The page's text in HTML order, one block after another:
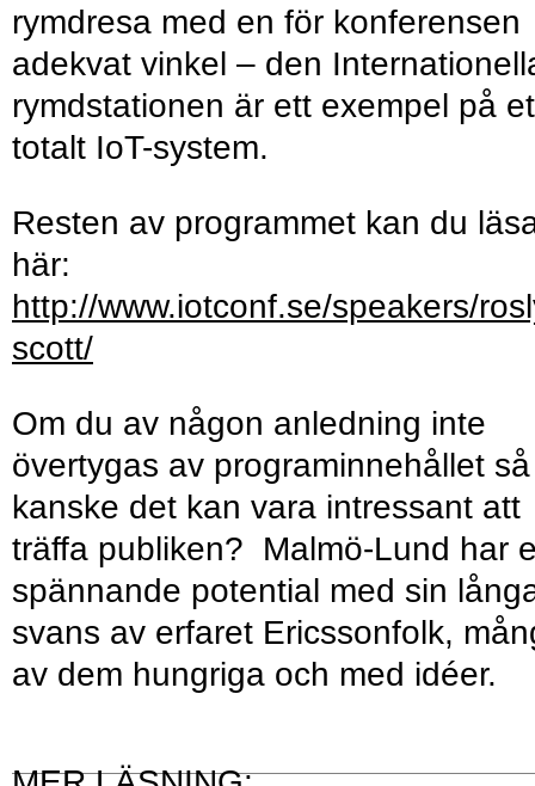
rymdresa med en för konferensen
adekvat vinkel – den
rymdstationen är ett exempel på
totalt IoT-system.
Resten av programmet kan du
här:
http://www.iotconf.se/speakers/
scott/
Om du av någon anledning inte
övertygas av programinnehållet så
kanske det kan vara intressant att
träffa publiken? Malmö-Lund har
spännande potential med sin
svans av erfaret Ericssonfolk,
av dem hungriga och med idéer.